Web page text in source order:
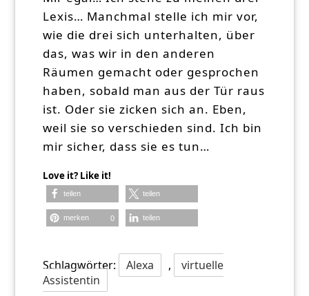
Lexis… Manchmal stelle ich mir vor,
wie die drei sich unterhalten, über
das, was wir in den anderen
Räumen gemacht oder gesprochen
haben, sobald man aus der Tür raus
ist. Oder sie zicken sich an. Eben,
weil sie so verschieden sind. Ich bin
mir sicher, dass sie es tun…
Love it? Like it!
teilen teilen
merken 0 teilen
Schlagwörter: Alexa ,
virtuelle
Assistentin